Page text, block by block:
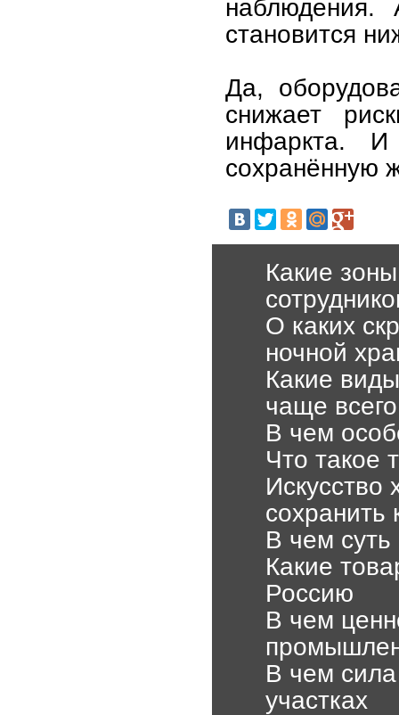
становится
Да,
снижает
инфаркта.
сохранённую
Какие
О каких
ночной
Какие
чаще всего
В чем
Что такое
Искусство
сохранить
В чем
Какие
Россию
В чем
В чем
участках